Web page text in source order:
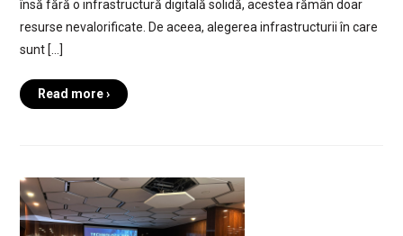
însă fără o infrastructură digitală solidă, acestea rămân doar
resurse nevalorificate. De aceea, alegerea infrastructurii în care
sunt […]
Read more ›